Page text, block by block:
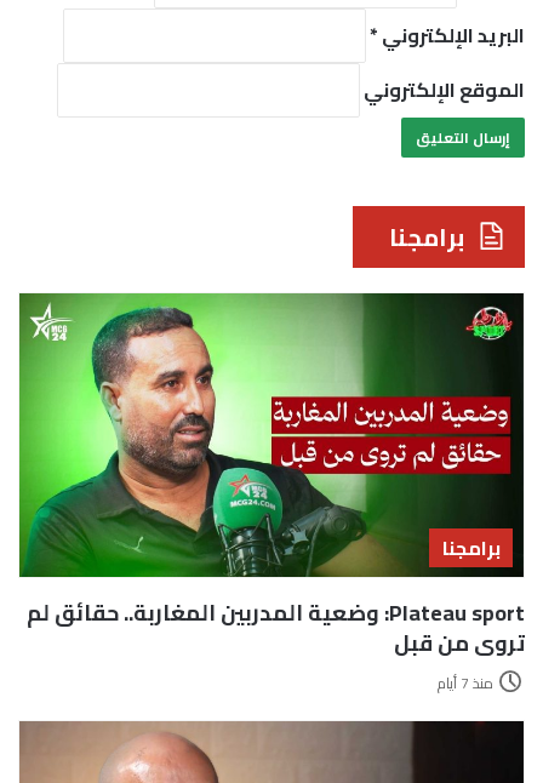
البريد الإلكتروني*
الموقع الإلكتروني
برامجنا
برامجنا
Plateau sport: وضعية المدربين المغاربة.. حقائق لم
تروى من قبل
منذ 7 أيام